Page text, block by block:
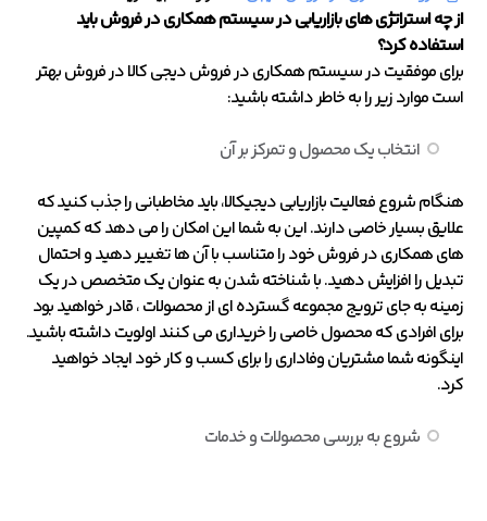
از چه استراتژی های بازاریابی در سیستم همکاری در فروش باید
استفاده کرد؟
برای موفقیت در سیستم همکاری در فروش دیجی کالا در فروش بهتر
است موارد زیر را به خاطر داشته باشید:
انتخاب یک محصول و تمرکز بر آن
هنگام شروع فعالیت بازاریابی دیجیکالا، باید مخاطبانی را جذب کنید که
علایق بسیار خاصی دارند. این به شما این امکان را می دهد که کمپین
های همکاری در فروش خود را متناسب با آن ها تغییر دهید و احتمال
تبدیل را افزایش دهید. با شناخته شدن به عنوان یک متخصص در یک
زمینه به جای ترویج مجموعه گسترده ای از محصولات ، قادر خواهید بود
برای افرادی که محصول خاصی را خریداری می کنند اولویت داشته باشید.
اینگونه شما مشتریان وفاداری را برای کسب و کار خود ایجاد خواهید
کرد.
شروع به بررسی محصولات و خدمات